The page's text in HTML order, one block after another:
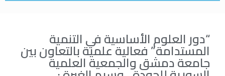
“دور العلوم الأساسية في التنمية
المستدامة” فعالية علمية بالتعاون بين
جامعة دمشق والجمعية العلمية